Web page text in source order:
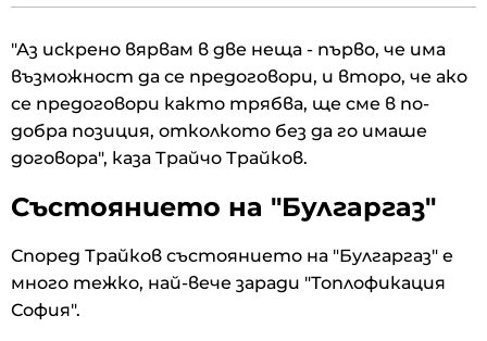
"Аз искрено вярвам в две неща - първо, че има
възможност да се предоговори, и второ, че ако
се предоговори както трябва, ще сме в по-
добра позиция, отколкото без да го имаше
договора", каза Трайчо Трайков.
Състоянието на "Булгаргаз"
Според Трайков състоянието на "Булгаргаз" е
много тежко, най-вече заради "Топлофикация
София".